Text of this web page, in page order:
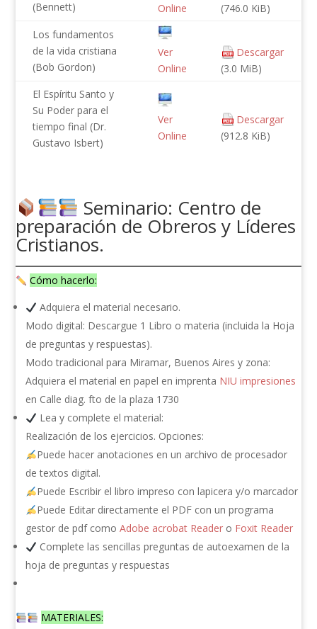
(Bennett)
Online
(746.0 KiB)
Los fundamentos
de la vida cristiana
(Bob Gordon)
Ver
Online
Descargar
(3.0 MiB)
El Espíritu Santo y
Su Poder para el
tiempo final (Dr.
Gustavo Isbert)
Ver
Online
Descargar
(912.8 KiB)
Seminario: Centro de
preparación de Obreros y Líderes
Cristianos.
Cómo hacerlo:
Adquiera el material necesario.
Modo digital: Descargue 1 Libro o materia (incluida la Hoja
de preguntas y respuestas).
Modo tradicional para Miramar, Buenos Aires y zona:
Adquiera el material en papel en imprenta NIU impresiones
en Calle diag. fto de la plaza 1730
Lea y complete el material:
Realización de los ejercicios. Opciones:
Puede hacer anotaciones en un archivo de procesador
de textos digital.
Puede Escribir el libro impreso con lapicera y/o marcador
Puede Editar directamente el PDF con un programa
gestor de pdf comoAdobe acrobat Reader o Foxit Reader
Complete las sencillas preguntas de autoexamen de la
hoja de preguntas y respuestas
MATERIALES: